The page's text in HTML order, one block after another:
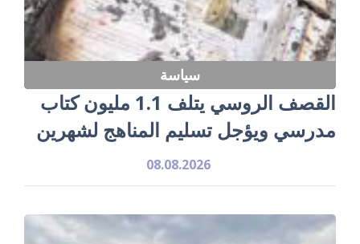
سياسة
القصف الروسي يتلف 1.1 مليون كتاب
مدرسي ويؤجل تسليم المناهج لشهرين
08.08.2026